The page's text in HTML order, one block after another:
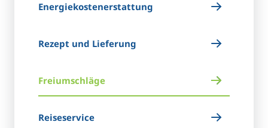
Energiekostenerstattung
Rezept und Lieferung
Freiumschläge
Reiseservice